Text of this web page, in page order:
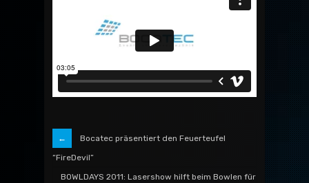
Bocatec präsentiert den Feuerteufel
“FireDevil”
BOWLDAYS 2011: Lasershow hilft beim Bowlen für